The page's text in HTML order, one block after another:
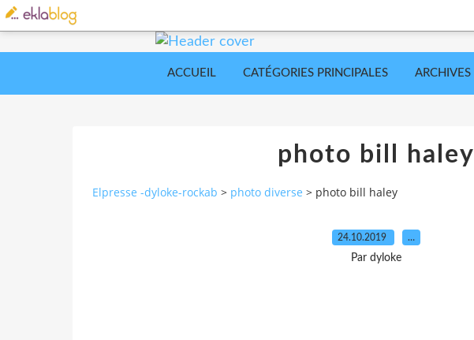
ACCUEIL CATÉGORIES PRINCIPALES ARCHIVES
photo bill haley
Elpresse -dyloke-rockab > photo diverse > photo bill haley
24.10.2019 …
Par dyloke